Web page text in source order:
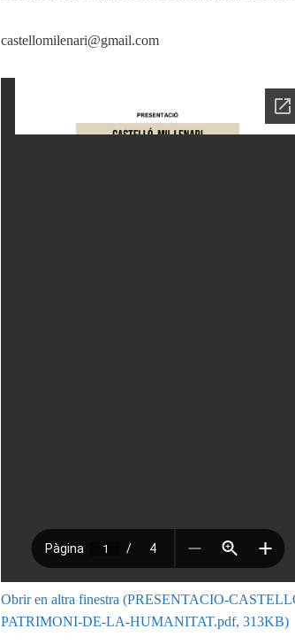
castellomilenari@gmail.com
Obrir en altra finestra (PRESENTACIO-
PATRIMONI-DE-LA-HUMANITAT.pdf, 313KB)